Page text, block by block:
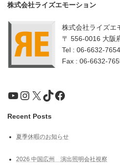
株式会社ライズエモーション
株式会社ライズエ
〒 556-0016 大阪
Tel : 06-6632-7654
Fax : 06-6632-
YouTube
Instagram
X TikTokFacebook
Recent Posts
夏季休暇のお知らせ
2026 中国広州 演出照明会社視察